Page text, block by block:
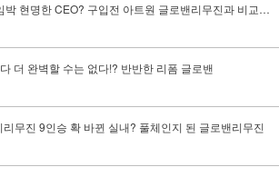
CEO? 구입전 아트원 글로밴리무진과 비교선택 해야 후회 없습니다.
더 완벽할 수는 없다!? 반반한 리폼 글로밴
무진 9인승 확 바뀐 실내? 풀체인지 된 글로밴리무진